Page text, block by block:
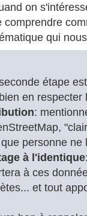
on
comprendre
qui
étape
en respecter
:
personne ne
à l'identique
à ces
et tout